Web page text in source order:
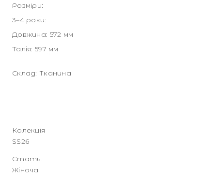
Розміри:
3–4 роки:
Довжина: 572 мм
Талія: 597 мм
Склад: Тканина
Колекція
SS26
Стать
Жіноча